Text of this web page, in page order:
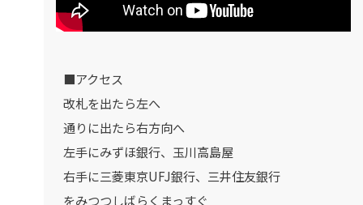
■アクセス
改札を出たら左へ
通りに出たら右方向へ
左手にみずほ銀行、玉川高島屋
右手に三菱東京UFJ銀行、三井住友銀行
をみつつしばらくまっすぐ